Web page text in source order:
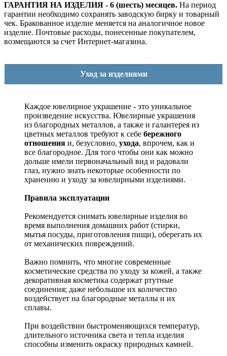
ГАРАНТИЯ НА ИЗДЕЛИЯ - 6 (шесть) месяцев. На период
гарантии необходимо сохранять заводскую бирку и товарный
чек. Бракованное изделие меняется на аналогичное новое
изделие. Почтовые расходы, понесенные покупателем,
возмещаются за счет Интернет-магазина.
Уход за изделиями
Каждое ювелирное украшение - это уникальное
произведение искусства. Ювелирные украшения
из благородных металлов, а также и галантерея из
цветных металлов требуют к себе бережного
отношения и, безусловно, ухода, впрочем, как и
все благородное. Для того чтобы они как можно
дольше имели первоначальный вид и радовали
глаз, нужно знать некоторые особенности по
хранению и уходу за ювелирными изделиями.
Правила эксплуатации
Рекомендуется снимать ювелирные изделия во
время выполнения домашних работ (стирки,
мытья посуды, приготовления пищи), оберегать их
от механических повреждений.
Важно помнить, что многие современные
косметические средства по уходу за кожей, а также
декоративная косметика содержат ртутные
соединения; даже небольшое их количество
воздействует на благородные металлы и их
сплавы.
При воздействии быстроменяющихся температур,
длительного источника света и тепла изделия
способны изменить окраску природных камней.